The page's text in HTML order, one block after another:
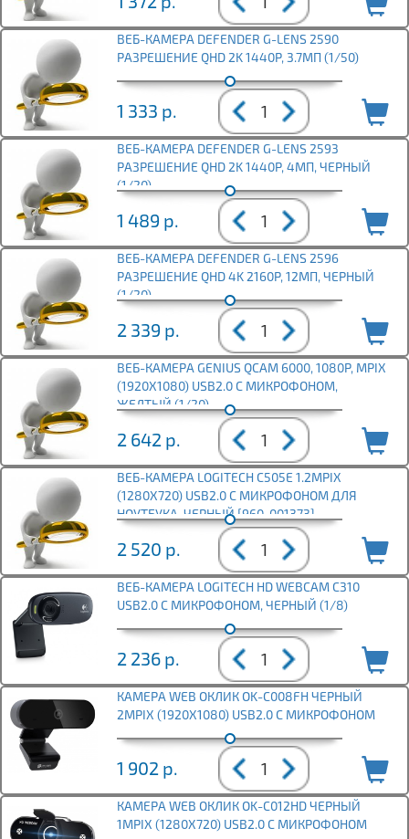
ВЕБ-КАМЕРА DEFENDER G-LENS 2590
РАЗРЕШЕНИЕ QHD 2K 1440P, 3.7МП (1/50)
1 333 р.
ВЕБ-КАМЕРА DEFENDER G-LENS 2593
РАЗРЕШЕНИЕ QHD 2K 1440P, 4МП, ЧЕРНЫЙ
(1/20)
1 489 р.
ВЕБ-КАМЕРА DEFENDER G-LENS 2596
РАЗРЕШЕНИЕ QHD 4K 2160P, 12МП, ЧЕРНЫЙ
(1/20)
2 339 р.
ВЕБ-КАМЕРА GENIUS QCAM 6000, 1080P, MPIX
(1920X1080) USB2.0 С МИКРОФОНОМ,
ЖЕЛТЫЙ (1/20)
2 642 р.
ВЕБ-КАМЕРА LOGITECH C505E 1.2MPIX
(1280X720) USB2.0 С МИКРОФОНОМ ДЛЯ
НОУТБУКА, ЧЕРНЫЙ [960-001373]
2 520 р.
ВЕБ-КАМЕРА LOGITECH HD WEBCAM C310
USB2.0 С МИКРОФОНОМ, ЧЕРНЫЙ (1/8)
2 236 р.
КАМЕРА WEB ОКЛИК OK-C008FH ЧЕРНЫЙ
2MPIX (1920X1080) USB2.0 С МИКРОФОНОМ
1 902 р.
КАМЕРА WEB ОКЛИК OK-C012HD ЧЕРНЫЙ
1MPIX (1280X720) USB2.0 С МИКРОФОНОМ